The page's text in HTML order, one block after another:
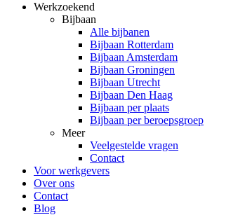
Werkzoekend
Bijbaan
Alle bijbanen
Bijbaan Rotterdam
Bijbaan Amsterdam
Bijbaan Groningen
Bijbaan Utrecht
Bijbaan Den Haag
Bijbaan per plaats
Bijbaan per beroepsgroep
Meer
Veelgestelde vragen
Contact
Voor werkgevers
Over ons
Contact
Blog